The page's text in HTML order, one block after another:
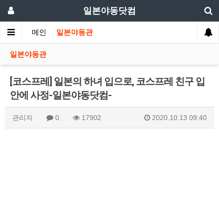
일본야동닷컴
메인 일본야동관
일본야동관
[코스프레] 일본의 하녀 입으로, 코스프레 친구 입
안에 사정-일본야동닷컴-
관리자 0 17902 2020.10.13 09:40